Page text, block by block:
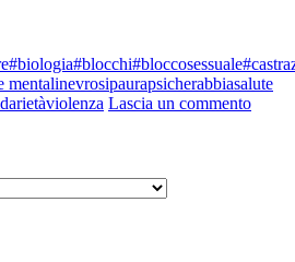
#biologia#blocchi#bloccosessuale
mentalinevrosipaurapsicherabbiasalute
violenza Lascia un commentosu